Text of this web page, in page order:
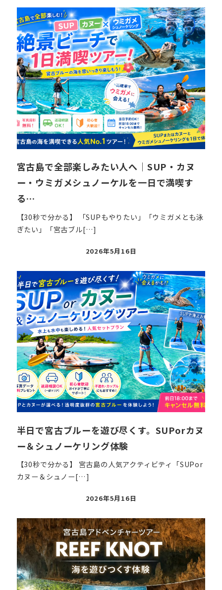
日
宮古島で全部楽しみたい人へ｜SUP・カヌ
ー・ウミガメシュノーケルを一日で満喫す
る…
【30秒で分かる】 「SUPもやりたい」「ウミガメとも泳
ぎたい」「宮古ブル[…]
投
日
2026年5月16日
半日で宮古ブルーを遊び尽くす。SUPorカヌ
ー＆シュノーケリング体験
【30秒で分かる】 宮古島の人気アクティビティ「SUPor
カヌー＆シュノー[…]
投
日
2026年5月16日